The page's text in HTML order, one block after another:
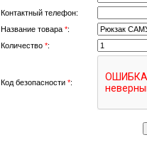
Контактный телефон:
Название товара *:
Количество *:
Код безопасности *: